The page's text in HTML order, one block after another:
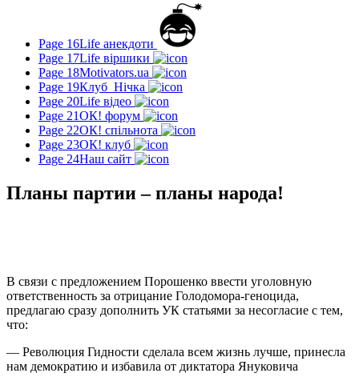
Page 16Life анекдоти
Page 17Life віршики
Page 18Motivators.ua
Page 19Клуб_Нічка
Page 20Life відео
Page 21ОК! форум
Page 22ОК! спільнота
Page 23ОК! клуб
Page 24Наш сайт
Планы партии – планы народа!
В связи с предложением Порошенко ввести уголовную
ответственность за отрицание Голодомора-геноцида,
предлагаю сразу дополнить УК статьями за несогласие с тем,
что:
— Революция Гидности сделала всем жизнь лучше, принесла
нам демократию и избавила от диктатора Януковича